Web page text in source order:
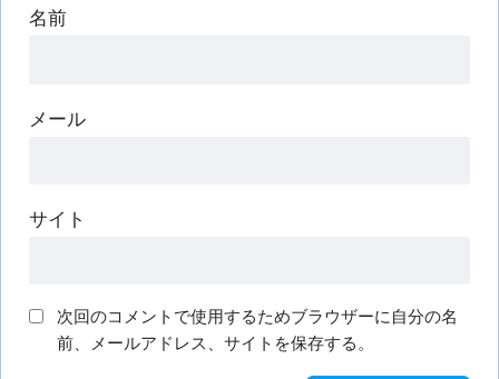
名前
メール
サイト
次回のコメントで使用するためブラウザーに自分の名
前、メールアドレス、サイトを保存する。